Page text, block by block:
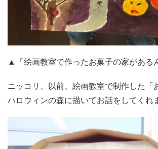
▲「絵画教室で作ったお菓子の家がある
ニッコリ、以前、絵画教室で制作した「
ハロウィンの森に描いてお話をしてくれ